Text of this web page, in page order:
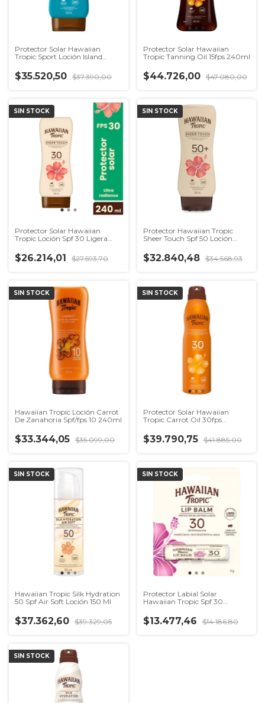
Protector Solar Hawaiian
Tropic Sport Loción Island
$35.520,50 $37.390,00
Protector Solar Hawaiian
Tropic Tanning Oil 15fps 240ml
$44.726,00 $47.080,00
SIN STOCK
Protector Solar Hawaiian
Tropic Loción Spf 30 Ligera
$26.214,01 $27.593,70
SIN STOCK
Protector Hawaiian Tropic
Sheer Touch Spf 50 Loción
$32.840,48 $34.568,93
SIN STOCK
Hawaiian Tropic Loción Carrot
De Zanahoria Spf/fps 10 240ml
$33.344,05 $35.099,00
SIN STOCK
Protector Solar Hawaiian
Tropic Carrot Oil 30fps
$39.790,75 $41.885,00
SIN STOCK
Hawaiian Tropic Silk Hydration
50 Spf Air Soft Loción 150 Ml
$37.362,60 $39.329,05
SIN STOCK
Protector Labial Solar
Hawaiian Tropic Spf 30
$13.477,46 $14.186,80
SIN STOCK